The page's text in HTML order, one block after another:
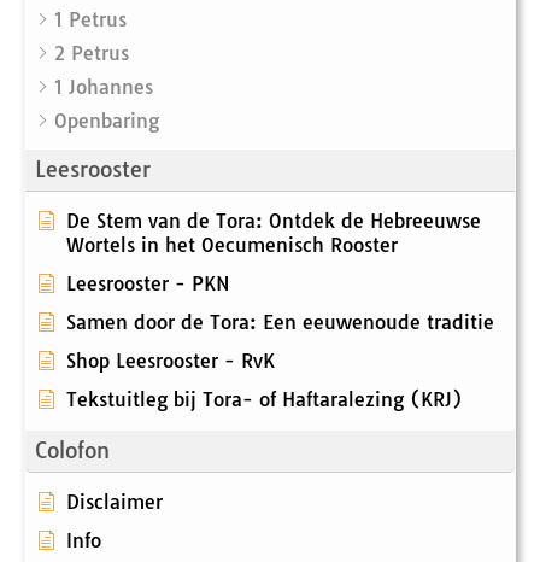
1 Petrus
2 Petrus
1 Johannes
Openbaring
Leesrooster
De Stem van de Tora: Ontdek de Hebreeuwse
Wortels in het Oecumenisch Rooster
Leesrooster - PKN
Samen door de Tora: Een eeuwenoude traditie
Shop Leesrooster - RvK
Tekstuitleg bij Tora- of Haftaralezing (KRJ)
Colofon
Disclaimer
Info